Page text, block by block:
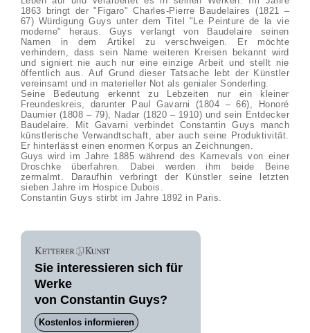
1863 bringt der "Figaro" Charles-Pierre Baudelaires (1821 –
67) Würdigung Guys unter dem Titel "Le Peinture de la vie
moderne" heraus. Guys verlangt von Baudelaire seinen
Namen in dem Artikel zu verschweigen. Er möchte
verhindern, dass sein Name weiteren Kreisen bekannt wird
und signiert nie auch nur eine einzige Arbeit und stellt nie
öffentlich aus. Auf Grund dieser Tatsache lebt der Künstler
vereinsamt und in materieller Not als genialer Sonderling.
Seine Bedeutung erkennt zu Lebzeiten nur ein kleiner
Freundeskreis, darunter Paul Gavarni (1804 – 66), Honoré
Daumier (1808 – 79), Nadar (1820 – 1910) und sein Entdecker
Baudelaire. Mit Gavarni verbindet Constantin Guys manch
künstlerische Verwandtschaft, aber auch seine Produktivität.
Er hinterlässt einen enormen Korpus an Zeichnungen.
Guys wird im Jahre 1885 während des Karnevals von einer
Droschke überfahren. Dabei werden ihm beide Beine
zermalmt. Daraufhin verbringt der Künstler seine letzten
sieben Jahre im Hospice Dubois.
Constantin Guys stirbt im Jahre 1892 in Paris.
Sie interessieren sich für
Werke
von Constantin Guys?
Kostenlos informieren